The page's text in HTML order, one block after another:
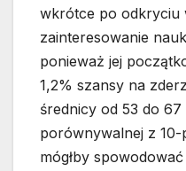
wkrótce po odkryciu
zainteresowanie
ponieważ jej
1,2% szansy na
średnicy od 53 do
porównywalnej z
mógłby